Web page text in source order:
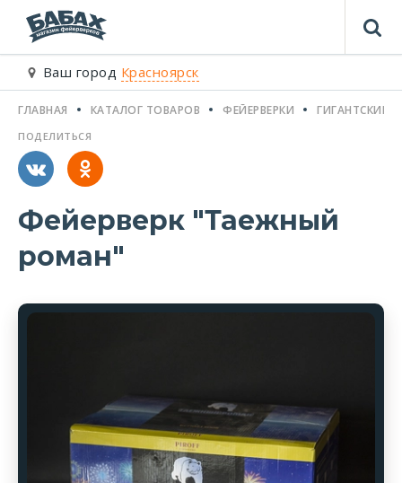
Ваш город Красноярск
ГЛАВНАЯ КАТАЛОГ ТОВАРОВ ФЕЙЕРВЕРКИ ГИГАНТСКИЕ
Фейерверк "Таежный
роман"
ПОДЕЛИТЬСЯ